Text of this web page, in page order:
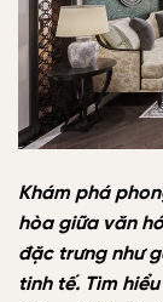
Khám phá
hòa giữa văn
đặc trưng như
tinh tế. Tìm